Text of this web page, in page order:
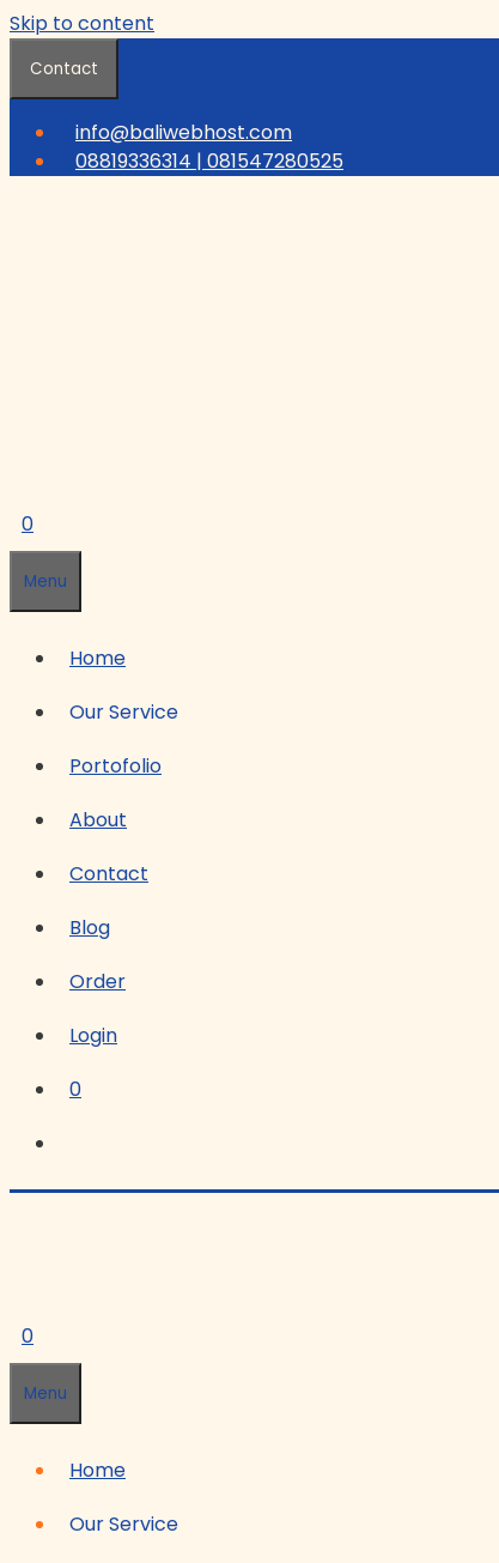
Skip to content
Contact
info@baliwebhost.com
08819336314 | 081547280525
0
Menu
Home
Our Service
Portofolio
About
Contact
Blog
Order
Login
0
0
Menu
Home
Our Service